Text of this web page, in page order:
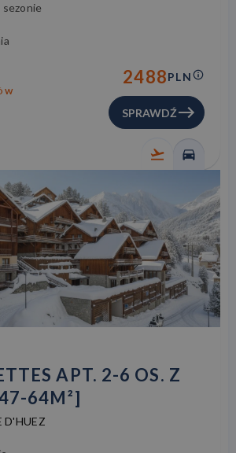
2488PLN
SPRAWDŹ
APT. 2-6 OS. Z
64M²]
D'HUEZ